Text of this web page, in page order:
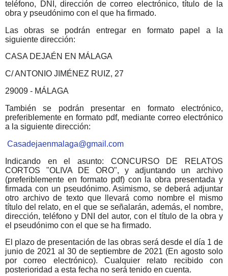
teléfono, DNI, dirección de correo electrónico, título de la
obra y pseudónimo con el que ha firmado.
Las obras se podrán entregar en formato papel a la
siguiente dirección:
CASA DEJAÉN EN MÁLAGA
C/ ANTONIO JIMÉNEZ RUIZ, 27
29009 - MÁLAGA
También se podrán presentar en formato electrónico,
preferiblemente en formato pdf, mediante correo electrónico
a la siguiente dirección:
Casadejaenmalaga@gmail.com
Indicando en el asunto: CONCURSO DE RELATOS
CORTOS "OLIVA DE ORO", y adjuntando un archivo
(preferiblemente en formato pdf) con la obra presentada y
firmada con un pseudónimo. Asimismo, se deberá adjuntar
otro archivo de texto que llevará como nombre el mismo
título del relato, en el que se señalarán, además, el nombre,
dirección, teléfono y DNI del autor, con el título de la obra y
el pseudónimo con el que se ha firmado.
El plazo de presentación de las obras será desde el día 1 de
junio de 2021 al 30 de septiembre de 2021 (En agosto solo
por correo electrónico). Cualquier relato recibido con
posterioridad a esta fecha no será tenido en cuenta.